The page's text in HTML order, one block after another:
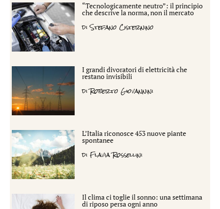
“Tecnologicamente neutro”: il principio
che descrive la norma, non il mercato
diStefano Cisternino
I grandi divoratori di elettricità che
restano invisibili
diRoberto Giovannini
L’Italia riconosce 453 nuove piante
spontanee
di Flavia Rossellini
Il clima ci toglie il sonno: una settimana
di riposo persa ogni anno